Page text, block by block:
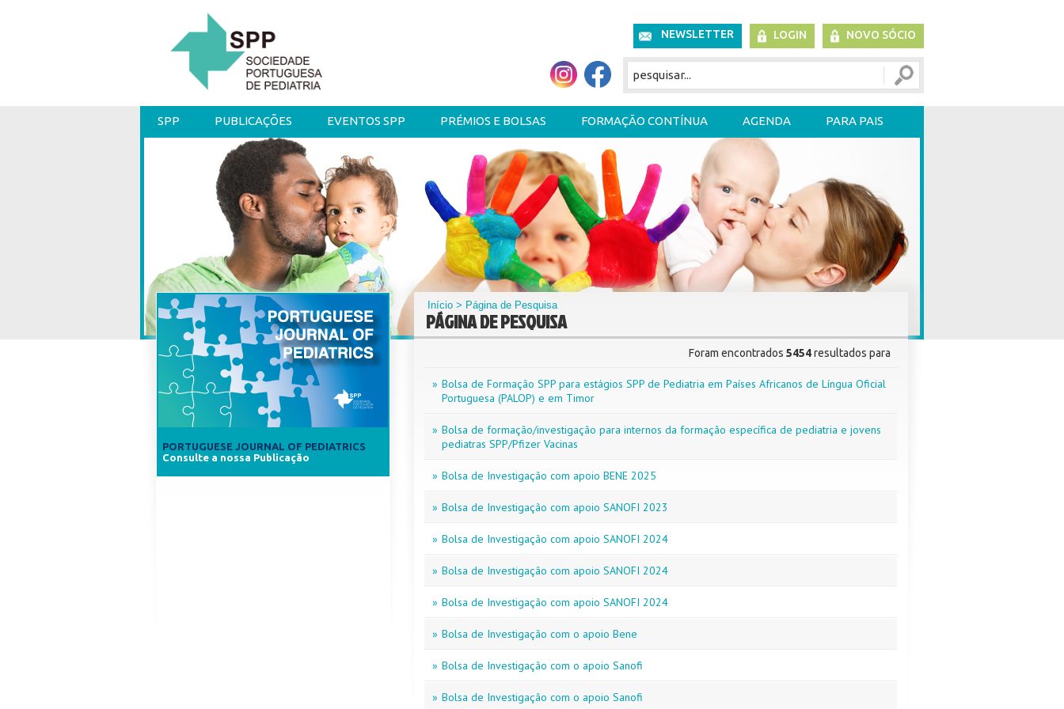
NEWSLETTER LOGIN NOVO SÓCIO
SPP PUBLICAÇÕES EVENTOS SPP PRÉMIOS E BOLSAS FORMAÇÃO CONTÍNUA AGENDA PARA PAIS
PORTUGUESE JOURNAL OF PEDIATRICS
Consulte a nossa Publicação
Início > Página de Pesquisa
PÁGINA DE PESQUISA
Foram encontrados 5454resultados para
» Bolsa de Formação SPP para estágios SPP de Pediatria em Países Africanos de Língua Oficial
Portuguesa (PALOP) e em Timor
» Bolsa de formação/investigação para internos da formação específica de pediatria e jovens
pediatras SPP/Pfizer Vacinas
» Bolsa de Investigação com apoio BENE 2025
» Bolsa de Investigação com apoio SANOFI 2023
» Bolsa de Investigação com apoio SANOFI 2024
» Bolsa de Investigação com apoio SANOFI 2024
» Bolsa de Investigação com apoio SANOFI 2024
» Bolsa de Investigação com o apoio Bene
» Bolsa de Investigação com o apoio Sanofi
» Bolsa de Investigação com o apoio Sanofi